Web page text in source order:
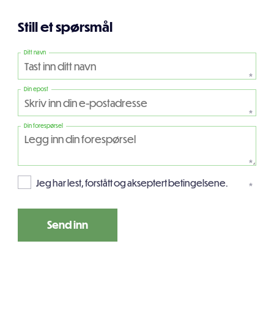
Still et spørsmål
Ditt navn
*
Din epost
*
Din forespørsel
*
Jeg har lest, forstått og akseptert betingelsene. *